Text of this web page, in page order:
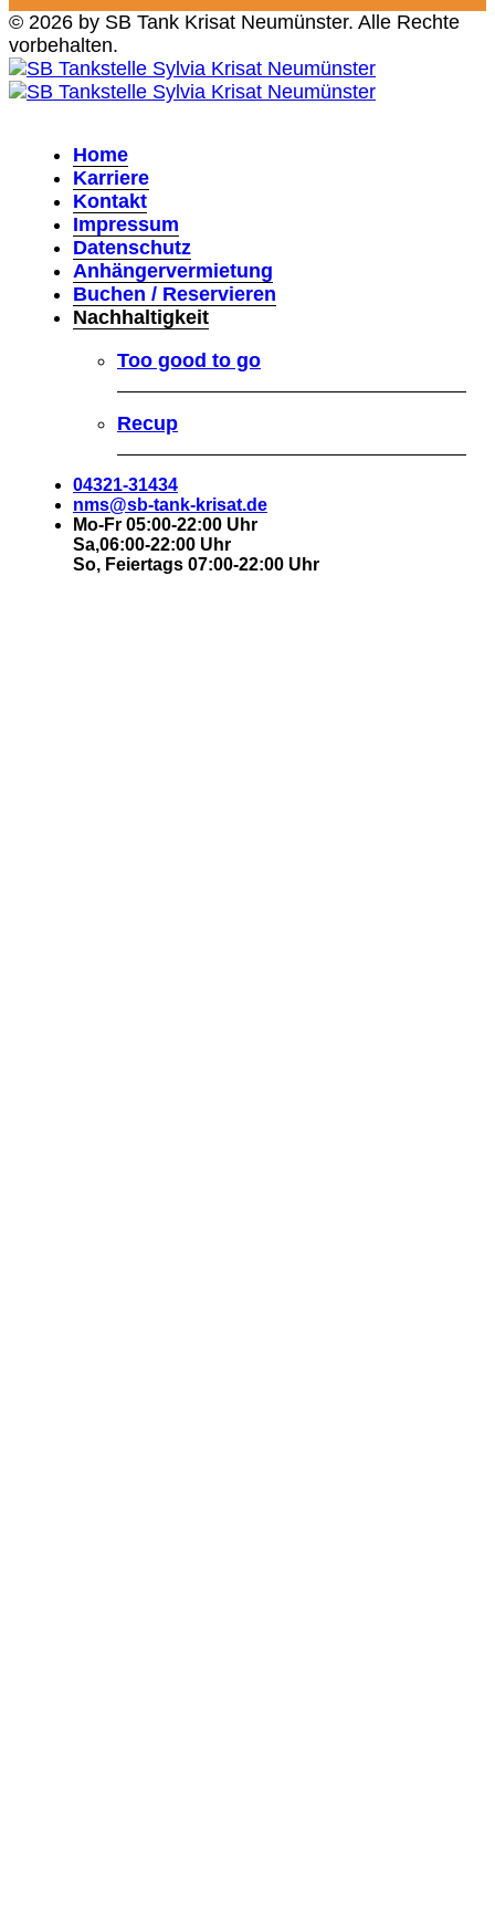
© 2026 by SB Tank Krisat Neumünster. Alle Rechte
vorbehalten.
Home
Karriere
Kontakt
Impressum
Datenschutz
Anhängervermietung
Buchen / Reservieren
Nachhaltigkeit
Too good to go
Recup
04321-31434
nms@sb-tank-krisat.de
Mo-Fr 05:00-22:00 Uhr
Sa,06:00-22:00 Uhr
So, Feiertags 07:00-22:00 Uhr